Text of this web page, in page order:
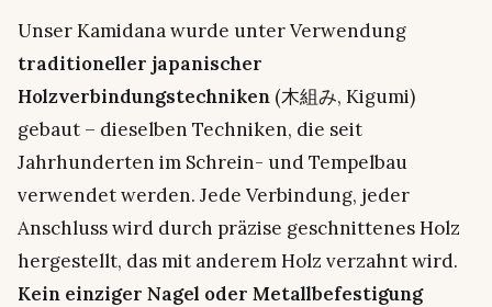
Unser Kamidana wurde unter Verwendung
traditioneller japanischer
Holzverbindungstechniken (木組み, Kigumi)
gebaut – dieselben Techniken, die seit
Jahrhunderten im Schrein- und Tempelbau
verwendet werden. Jede Verbindung, jeder
Anschluss wird durch präzise geschnittenes Holz
hergestellt, das mit anderem Holz verzahnt wird.
Kein einziger Nagel oder Metallbefestigung